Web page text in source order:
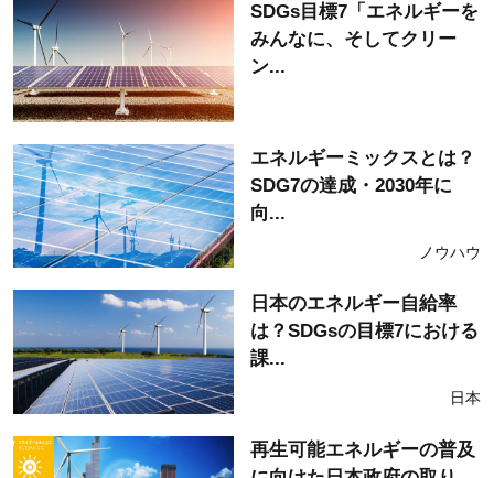
SDGs目標7「エネルギーを
みんなに、そしてクリー
ン...
エネルギーミックスとは？
SDG7の達成・2030年に
向...
ノウハウ
日本のエネルギー自給率
は？SDGsの目標7における
課...
日本
再生可能エネルギーの普及